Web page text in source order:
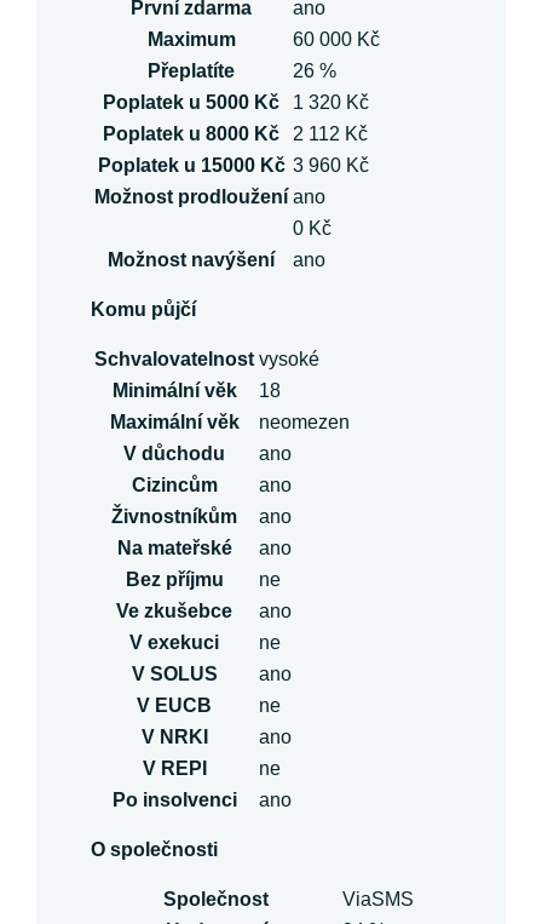
První zdarma
ano
Maximum
60 000 Kč
Přeplatíte
26 %
Poplatek u 5000 Kč
1 320 Kč
Poplatek u 8000 Kč
2 112 Kč
Poplatek u 15000 Kč 3 960 Kč
Možnost prodloužení ano
0 Kč
Možnost navýšení
ano
Komu půjčí
Schvalovatelnost vysoké
Minimální věk
18
Maximální věk
neomezen
V důchodu
ano
Cizincům
ano
Živnostníkům
ano
Na mateřské
ano
Bez příjmu
ne
Ve zkušebce
ano
V exekuci
ne
V SOLUS
ano
V EUCB
ne
V NRKI
ano
V REPI
ne
Po insolvenci
ano
O společnosti
Společnost
ViaSMS